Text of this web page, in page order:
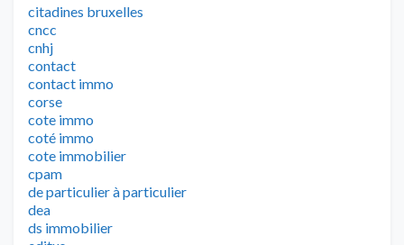
citadines bruxelles
cncc
cnhj
contact
contact immo
corse
cote immo
coté immo
cote immobilier
cpam
de particulier à particulier
dea
ds immobilier